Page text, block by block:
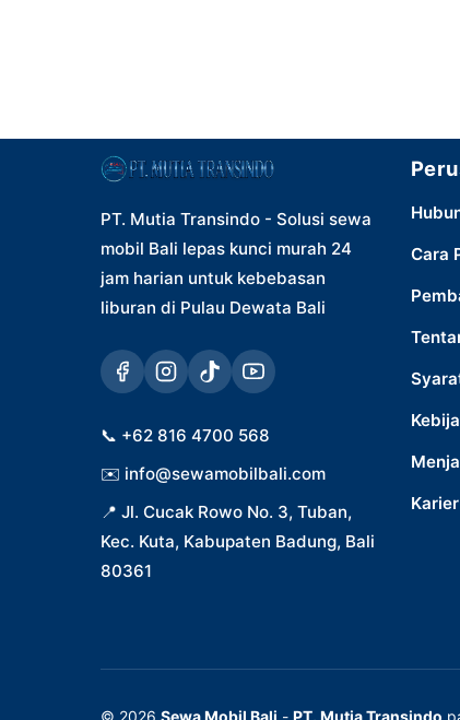
PT. Mutia Transindo - Solusi sewa
mobil Bali lepas kunci murah 24
jam harian untuk kebebasan
liburan di Pulau Dewata Bali
📞 +62 816 4700 568
✉️ info@sewamobilbali.com
📍 Jl. Cucak Rowo No. 3, Tuban,
Kec. Kuta, Kabupaten Badung, Bali
80361
Cara
Karier
© 2026 Sewa Mobil Bali - PT. Mutia Transindo